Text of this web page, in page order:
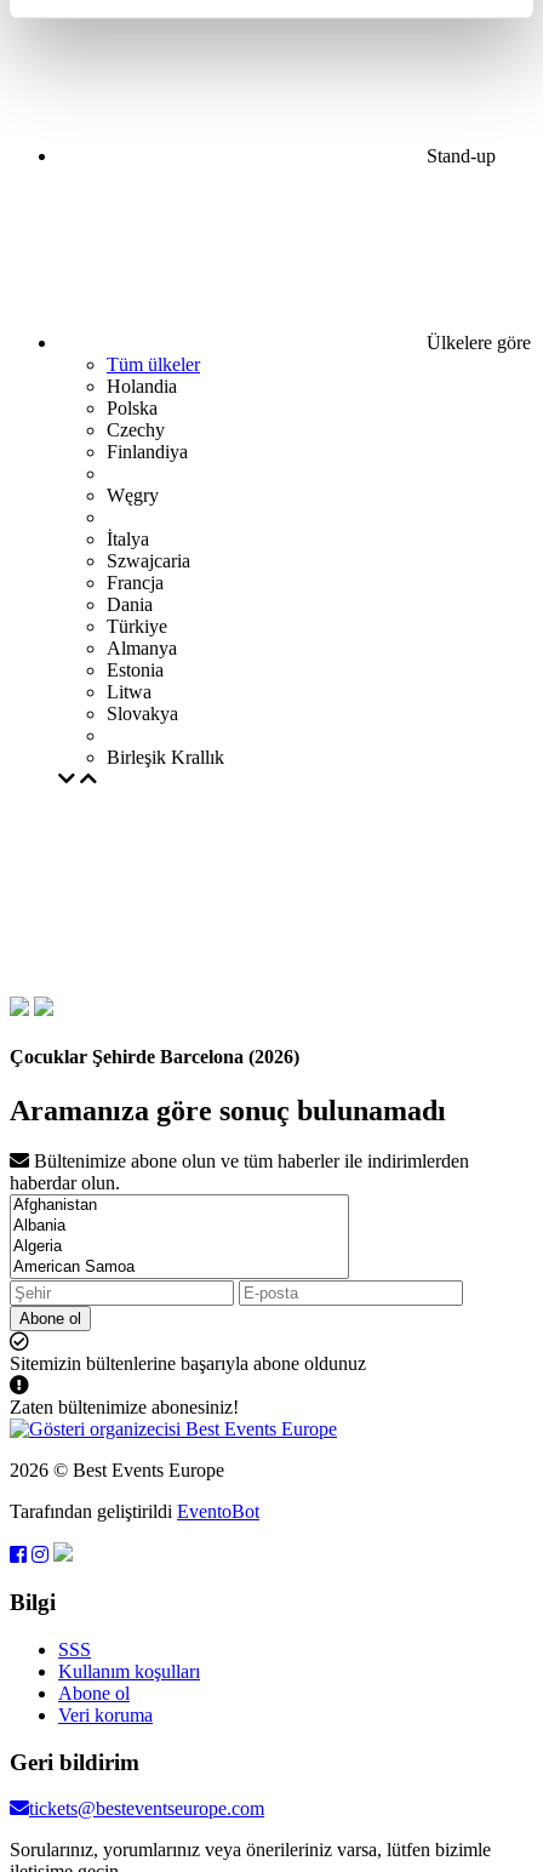
Stand-up
Ülkelere göre
Tüm ülkeler
Holandia
Polska
Czechy
Finlandiya
Węgry
İtalya
Szwajcaria
Francja
Dania
Türkiye
Almanya
Estonia
Litwa
Slovakya
Birleşik Krallık
Çocuklar Şehirde Barcelona (2026)
Aramanıza göre sonuç bulunamadı
Bültenimize abone olun ve tüm haberler ile indirimlerden
haberdar olun.
Abone ol
Sitemizin bültenlerine başarıyla abone oldunuz
Zaten bültenimize abonesiniz!
2026 © Best Events Europe
Tarafından geliştirildi EventoBot
Bilgi
SSS
Kullanım koşulları
Abone ol
Veri koruma
Geri bildirim
tickets@besteventseurope.com
Sorularınız, yorumlarınız veya önerileriniz varsa, lütfen bizimle